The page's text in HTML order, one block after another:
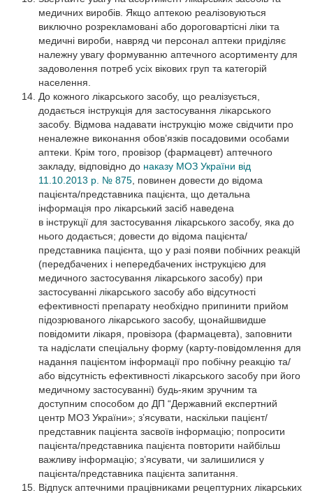
медичних виробів. Якщо аптекою реалізовуються
виключно розрекламовані або дороговартісні ліки та
медичні вироби, навряд чи персонал аптеки приділяє
належну увагу формуванню аптечного асортименту для
задоволення потреб усіх вікових груп та категорій
населення.
До кожного лікарського засобу, що реалізується,
додається інструкція для застосування лікарського
засобу. Відмова надавати інструкцію може свідчити про
неналежне виконання обов’язків посадовими особами
аптеки. Крім того, провізор (фармацевт) аптечного
закладу, відповідно до наказу МОЗ України від
11.10.2013 р. № 875 , повинен довести до відома
пацієнта/представника пацієнта, що детальна
інформація про лікарський засіб наведена
в інструкції для застосування лікарського засобу, яка до
нього додається; довести до відома пацієнта/
представника пацієнта, що у разі появи побічних реакцій
(передбачених і непередбачених інструкцією для
медичного застосування лікарського засобу) при
застосуванні лікарського засобу або відсутності
ефективності препарату необхідно припинити прийом
підозрюваного лікарського засобу, щонайшвидше
повідомити лікаря, провізора (фармацевта), заповнити
та надіслати спеціальну форму (карту-повідомлення для
надання пацієнтом інформації про побічну реакцію та/
або відсутність ефективності лікарського засобу при його
медичному застосуванні) будь-яким зручним та
доступним способом до ДП “Державний експертний
центр МОЗ України»; з’ясувати, наскільки пацієнт/
представник пацієнта засвоїв інформацію; попросити
пацієнта/представника пацієнта повторити найбільш
важливу інформацію; з’ясувати, чи залишилися у
пацієнта/представника пацієнта запитання.
Відпуск аптечними працівниками рецептурних лікарських